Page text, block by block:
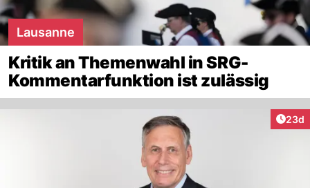
Lausanne
Kritik an Themenwahl in SRG-
Kommentarfunktion ist zulässig
23d